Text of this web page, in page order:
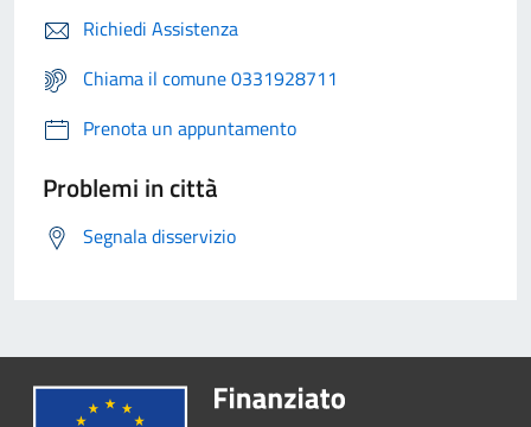
Richiedi Assistenza
Chiama il comune 0331928711
Prenota un appuntamento
Problemi in città
Segnala disservizio